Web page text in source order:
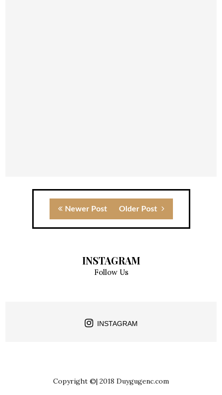
Newer Post Older Post
INSTAGRAM
Follow Us
INSTAGRAM
Copyright ©| 2018 Duygugenc.com